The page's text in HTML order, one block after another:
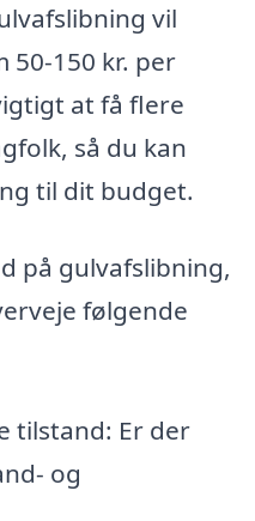
vil
50-150 kr. per
at få flere
så du kan
til dit budget.
på gulvafslibning,
følgende
tilstand: Er der
og